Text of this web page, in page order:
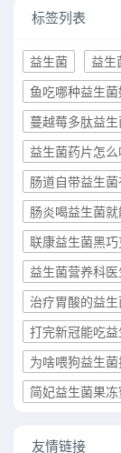
标签列表
益生菌 益生
鱼吃哪种益生
蔓越莓多肽益生
益生菌药片怎
肠道自带益生
肠炎喝益生菌
联康益生菌黑巧
益生菌营养科
治疗胃酸的益
打完新冠能吃
为啥喂狗益生
简妃益生菌果
友情链接